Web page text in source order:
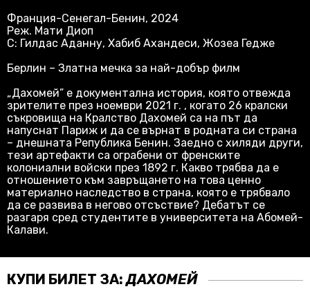
Франция-Сенегал-Бенин, 2024
Реж. Мати Диоп
С: Гилдас Аданну, Хабиб Ахандеси, Жозеа Гедже
Берлин – Златна мечка за най-добър филм
„Дахомей” е документална история, която отвежда
зрителите през ноември 2021 г. , когато 26 кралски
съкровища на Кралство Дахомей са на път да
напуснат Париж и да се върнат в родната си страна
– днешната Република Бенин. Заедно с хиляди други,
тези артефакти са ограбени от френските
колониални войски през 1892 г. Какво трябва да е
отношението към завръщането на това ценно
материално наследство в страна, която е трябвало
да се развива в негово отсъствие? Дебатът се
разгаря сред студентите в университета на Абомей-
Калави.
КУПИ БИЛЕТ ЗА:ДАХОМЕЙ